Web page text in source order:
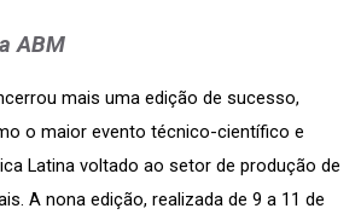
ABM
mais uma edição de sucesso,
o maior evento técnico-científico e
Latina voltado ao setor de produção de
A nona edição, realizada de 9 a 11 de